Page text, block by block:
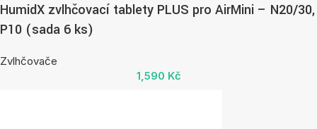
HumidX zvlhčovací tablety PLUS pro AirMini – N20/30,
P10 (sada 6 ks)
Zvlhčovače
1,590 Kč